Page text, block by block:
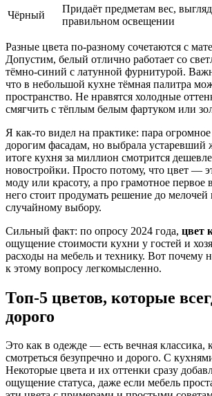
Чёрный
Придаёт предметам вес,
правильном освещении
Разные цвета по-разному сочетаются с
Допустим, белый отлично работает со
тёмно-синий с латунной фурнитурой.
что в небольшой кухне тёмная палитра
пространство. Не нравятся холодные
смягчить с тёплым белым фартуком или
Я как-то видел на практике: пара
дорогим фасадам, но выбрала
итоге кухня за миллион смотрится
новостройки. Просто потому, что цвет —
моду или красоту, а про грамотное первое
него стоит продумать решение до мелочей
случайному выбору.
Сильный факт: по опросу 2024 года, цвет
ощущение стоимости кухни у гостей и
расходы на мебель и технику. Вот почему
к этому вопросу легкомысленно.
Топ-5 цветов, которые
дорого
Это как в одежде — есть вечная классика,
смотреться безупречно и дорого. С
Некоторые цвета и их оттенки сразу
ощущение статуса, даже если мебель